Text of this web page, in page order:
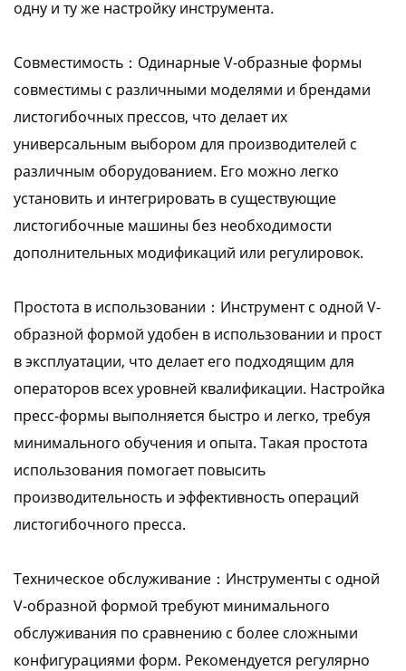
одну и ту же настройку инструмента.
Совместимость：Одинарные V-образные формы
совместимы с различными моделями и брендами
листогибочных прессов, что делает их
универсальным выбором для производителей с
различным оборудованием. Его можно легко
установить и интегрировать в существующие
листогибочные машины без необходимости
дополнительных модификаций или регулировок.
Простота в использовании：Инструмент с одной V-
образной формой удобен в использовании и прост
в эксплуатации, что делает его подходящим для
операторов всех уровней квалификации. Настройка
пресс-формы выполняется быстро и легко, требуя
минимального обучения и опыта. Такая простота
использования помогает повысить
производительность и эффективность операций
листогибочного пресса.
Техническое обслуживание：Инструменты с одной
V-образной формой требуют минимального
обслуживания по сравнению с более сложными
конфигурациями форм. Рекомендуется регулярно